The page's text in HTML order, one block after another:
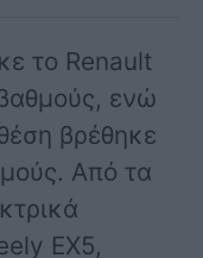
το Renault
ενώ
βρέθηκε
Από τα
EX5,